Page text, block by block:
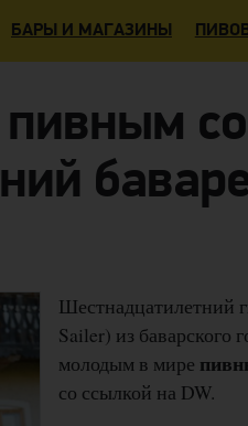
БАРЫ И МАГАЗИНЫ
Шестнадцатилетний
Sailer) из баварского
молодым в мире
со ссылкой на DW.